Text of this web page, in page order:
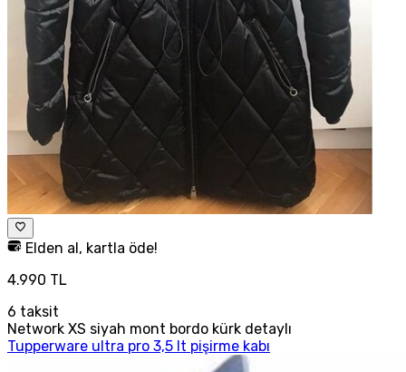
Elden al, kartla öde!
4.990 TL
6 taksit
Network XS siyah mont bordo kürk detaylı
Tupperware ultra pro 3,5 lt pişirme kabı